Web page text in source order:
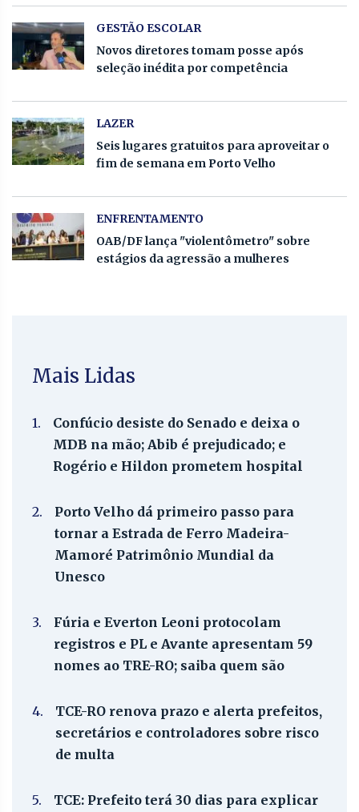
GESTÃO ESCOLAR
Novos diretores tomam posse após
seleção inédita por competência
LAZER
Seis lugares gratuitos para aproveitar o
fim de semana em Porto Velho
ENFRENTAMENTO
OAB/DF lança "violentômetro" sobre
estágios da agressão a mulheres
Mais Lidas
1.
Confúcio desiste do Senado e deixa o
MDB na mão; Abib é prejudicado; e
Rogério e Hildon prometem hospital
2.
Porto Velho dá primeiro passo para
tornar a Estrada de Ferro Madeira-
Mamoré Patrimônio Mundial da
Unesco
3.
Fúria e Everton Leoni protocolam
registros e PL e Avante apresentam 59
nomes ao TRE-RO; saiba quem são
4.
TCE-RO renova prazo e alerta prefeitos,
secretários e controladores sobre risco
de multa
5.
TCE: Prefeito terá 30 dias para explicar